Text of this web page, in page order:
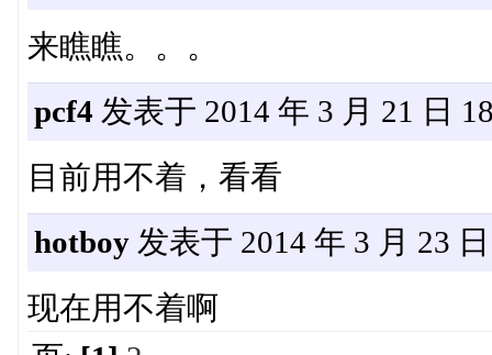
来瞧瞧。。。
pcf4 发表于 2014 年 3 月 21 日
目前用不着，看看
hotboy发表于 2014 年 3 月 23
现在用不着啊